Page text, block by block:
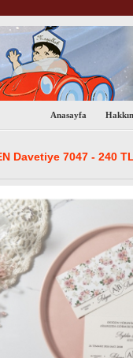
Anasayfa
Davetiye 7047 - 240